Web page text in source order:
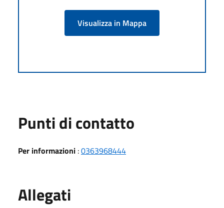
Visualizza in Mappa
Punti di contatto
Per informazioni :0363968444
Allegati